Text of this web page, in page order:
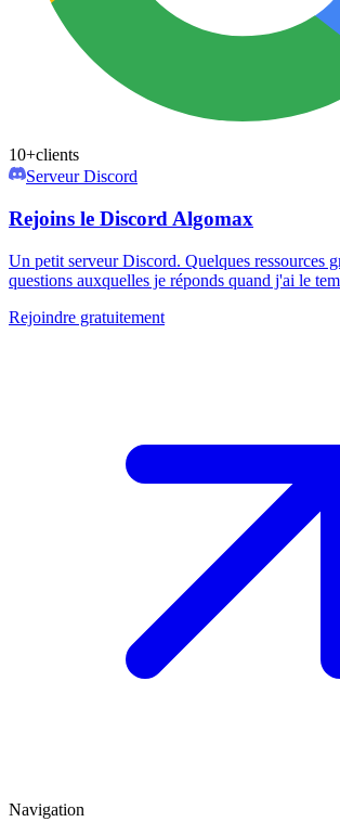
10+clients
Serveur Discord
Rejoins le Discord Algomax
Un petit serveur Discord. Quelques ressources
questions auxquelles je réponds quand j'ai le
Rejoindre gratuitement
Navigation